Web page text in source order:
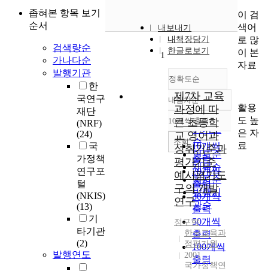
좁혀본 항목 보기
순서
검색량순
가나다순
발행기관
한
국연구
재단
(NRF)
(24)
국
가정책
연구포
털
(NKIS)
(13)
기
타기관
(2)
발행연도
내보내기
내책장담기
한글로보기
정확도순
정확도
순
인기도
순
연도순
제목순
저자순
발행기
관순
내림차순
내림차순
10개씩 출력
10개씩
출력
20개씩
출력
30개씩
출력
50개씩
출력
100개씩
출력
조회
1
제7차 교육
과정에 따
른 초등학
교 영어과
성취기준과
평가기준
예시평가도
구의 개발
연구
정구향
한국교육과
정평가원
2001
국가정책연
이 검
색어
로 많
이 본
자료
활용
도 높
은 자
료